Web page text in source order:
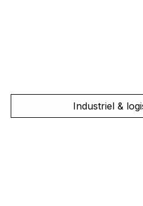
Industriel &